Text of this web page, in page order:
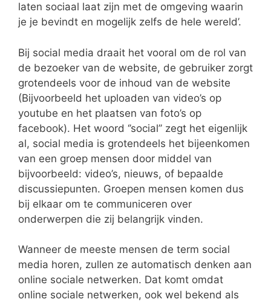
laten sociaal laat zijn met de omgeving waarin
je je bevindt en mogelijk zelfs de hele wereld’.
Bij social media draait het vooral om de rol van
de bezoeker van de website, de gebruiker zorgt
grotendeels voor de inhoud van de website
(Bijvoorbeeld het uploaden van video’s op
youtube en het plaatsen van foto’s op
facebook). Het woord ‘’social’’ zegt het eigenlijk
al, social media is grotendeels het bijeenkomen
van een groep mensen door middel van
bijvoorbeeld: video’s, nieuws, of bepaalde
discussiepunten. Groepen mensen komen dus
bij elkaar om te communiceren over
onderwerpen die zij belangrijk vinden.
Wanneer de meeste mensen de term social
media horen, zullen ze automatisch denken aan
online sociale netwerken. Dat komt omdat
online sociale netwerken, ook wel bekend als